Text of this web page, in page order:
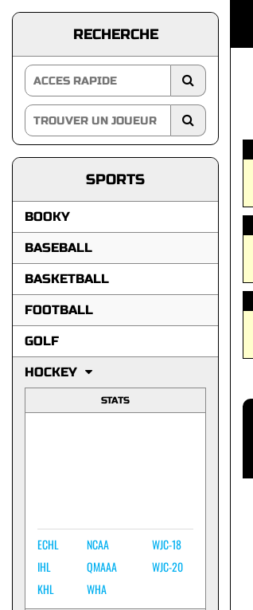
RECHERCHE
SPORTS
BOOKY
BASEBALL
BASKETBALL
FOOTBALL
GOLF
HOCKEY
STATS
ECHL
IHL
KHL
NCAA
QMAAA
WHA
WJC-18
WJC-20